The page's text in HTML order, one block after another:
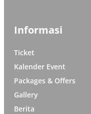
Informasi
Ticket
Kalender Event
Packages & Offers
Gallery
Berita